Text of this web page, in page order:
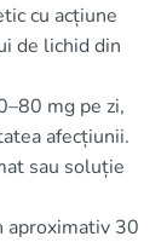
cu acțiune
de lichid din
mg pe zi,
afecțiunii.
sau soluție
aproximativ 30